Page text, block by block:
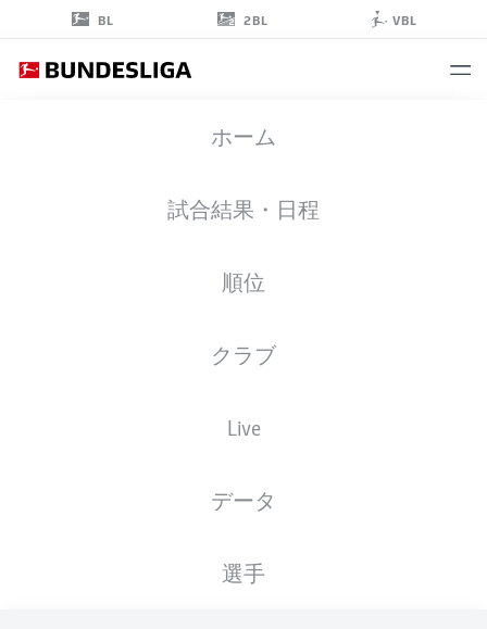
BL 2BL VBL
ホーム
試合結果・日程
順位
クラブ
Live
データ
選手
20.08.1995